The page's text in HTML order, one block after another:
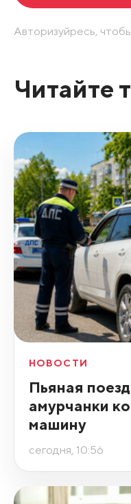
Авторизуйресь,
Читайте
НОВОСТИ
Пьяная
амурчанки
машину
сегодня, 10:56